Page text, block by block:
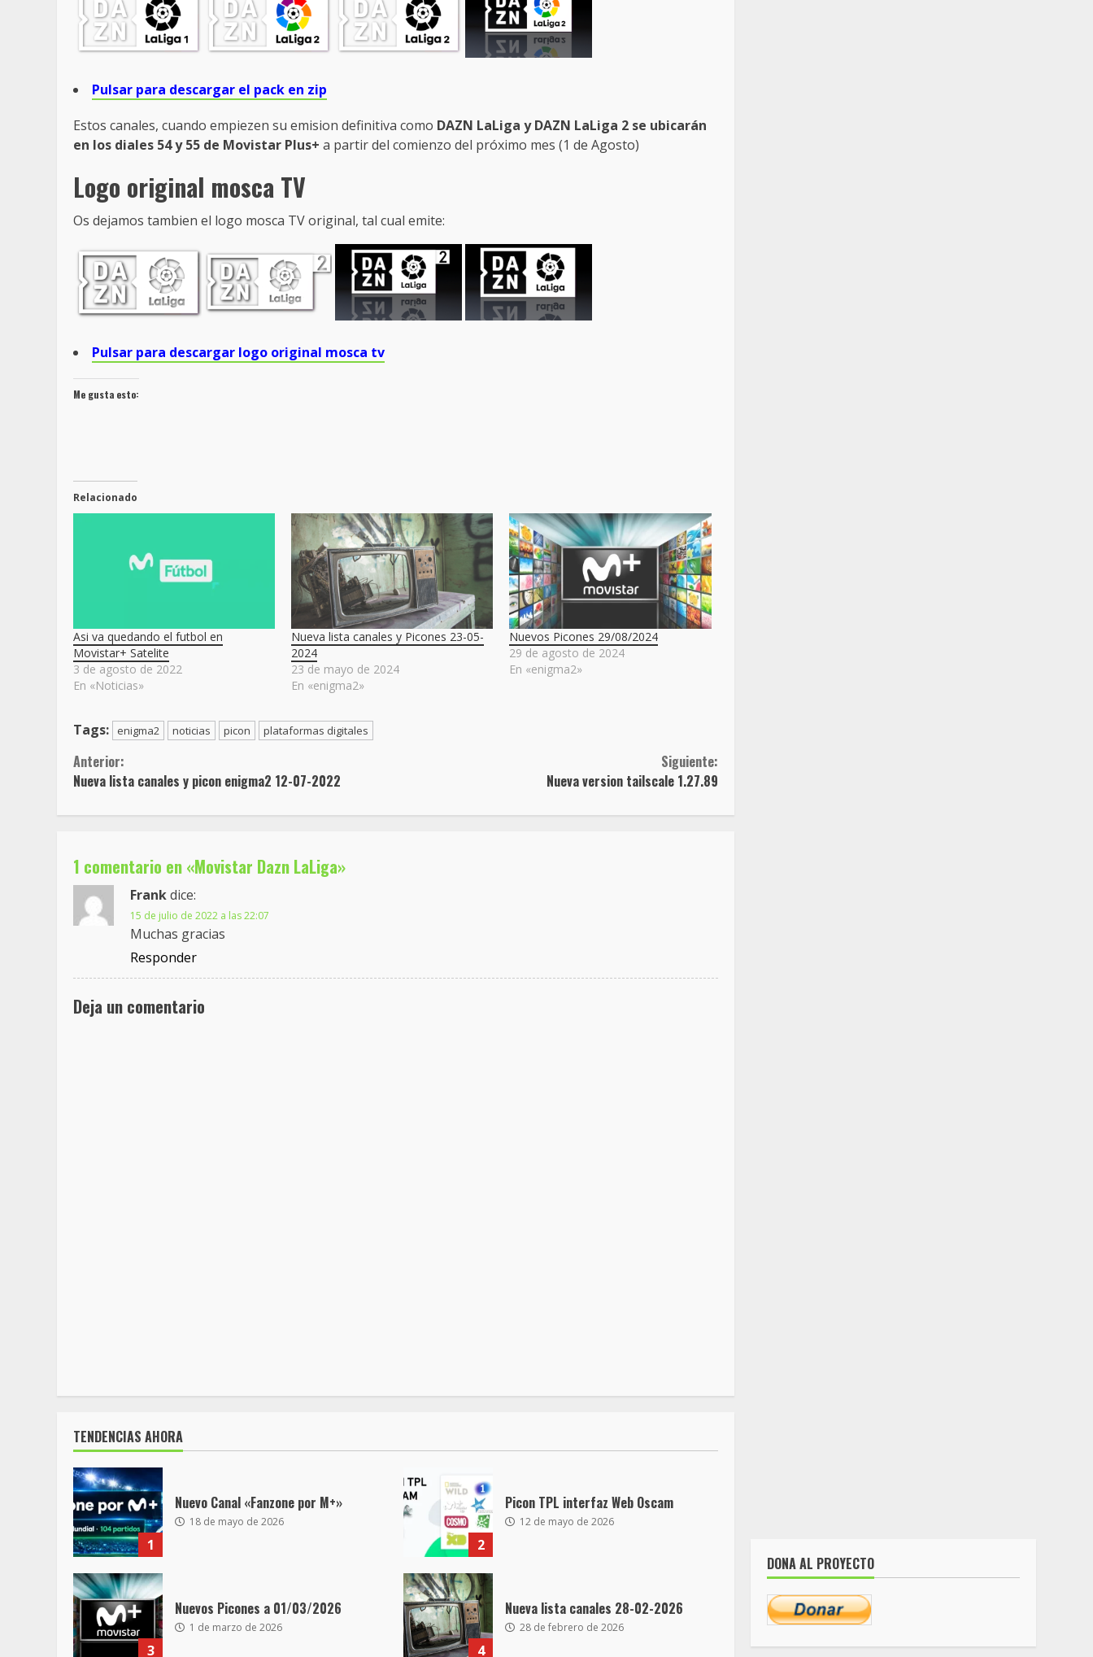
Pulsar para descargar el pack en zip
Estos canales, cuando empiezen su emision definitiva como DAZN LaLiga y DAZN LaLiga 2 se ubicarán
en los diales 54 y 55 de Movistar Plus+ a partir del comienzo del próximo mes (1 de Agosto)
Logo original mosca TV
Os dejamos tambien el logo mosca TV original, tal cual emite:
Pulsar para descargar logo original mosca tv
Me gusta esto:
Relacionado
Asi va quedando el futbol en
Movistar+ Satelite
3 de agosto de 2022
En «Noticias»
Nueva lista canales y Picones 23-05-
2024
23 de mayo de 2024
En «enigma2»
Nuevos Picones 29/08/2024
29 de agosto de 2024
En «enigma2»
Tags: enigma2 noticias picon plataformas digitales
Sigue
leyendo
Anterior:
Nueva lista canales y picon enigma2 12-07-2022
Siguiente:
Nueva version tailscale 1.27.89
1 comentario en «Movistar Dazn LaLiga»
Frankdice:
15 de julio de 2022 a las 22:07
Muchas gracias
Responder
Deja un comentario
TENDENCIAS AHORA
1
Nuevo Canal «Fanzone por M+»
18 de mayo de 2026
2
Picon TPL interfaz Web Oscam
12 de mayo de 2026
3
Nuevos Picones a 01/03/2026
1 de marzo de 2026
4
Nueva lista canales 28-02-2026
28 de febrero de 2026
DONA AL PROYECTO